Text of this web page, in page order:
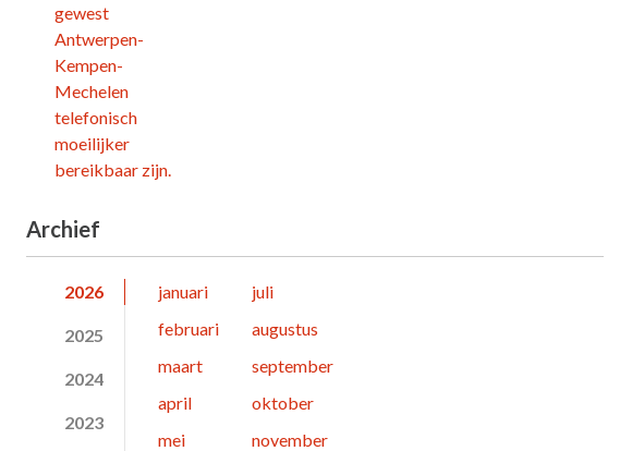
gewest
Antwerpen-
Kempen-
Mechelen
telefonisch
moeilijker
bereikbaar zijn.
Archief
2026
2025
2024
2023
januari
februari
maart
april
mei
juli
augustus
september
oktober
november